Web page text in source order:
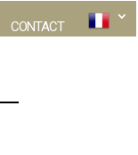
CONTACT